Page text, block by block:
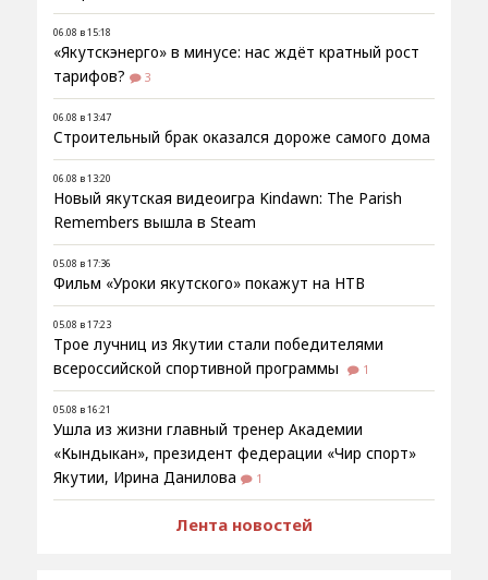
06.08 в 15:18
«Якутскэнерго» в минусе: нас ждёт кратный рост
тарифов?
3
06.08 в 13:47
Строительный брак оказался дороже самого дома
06.08 в 13:20
Новый якутская видеоигра Kindawn: The Parish
Remembers вышла в Steam
05.08 в 17:36
Фильм «Уроки якутского» покажут на НТВ
05.08 в 17:23
Трое лучниц из Якутии стали победителями
всероссийской спортивной программы
1
05.08 в 16:21
Ушла из жизни главный тренер Академии
«Кындыкан», президент федерации «Чир спорт»
Якутии, Ирина Данилова
1
Лента новостей